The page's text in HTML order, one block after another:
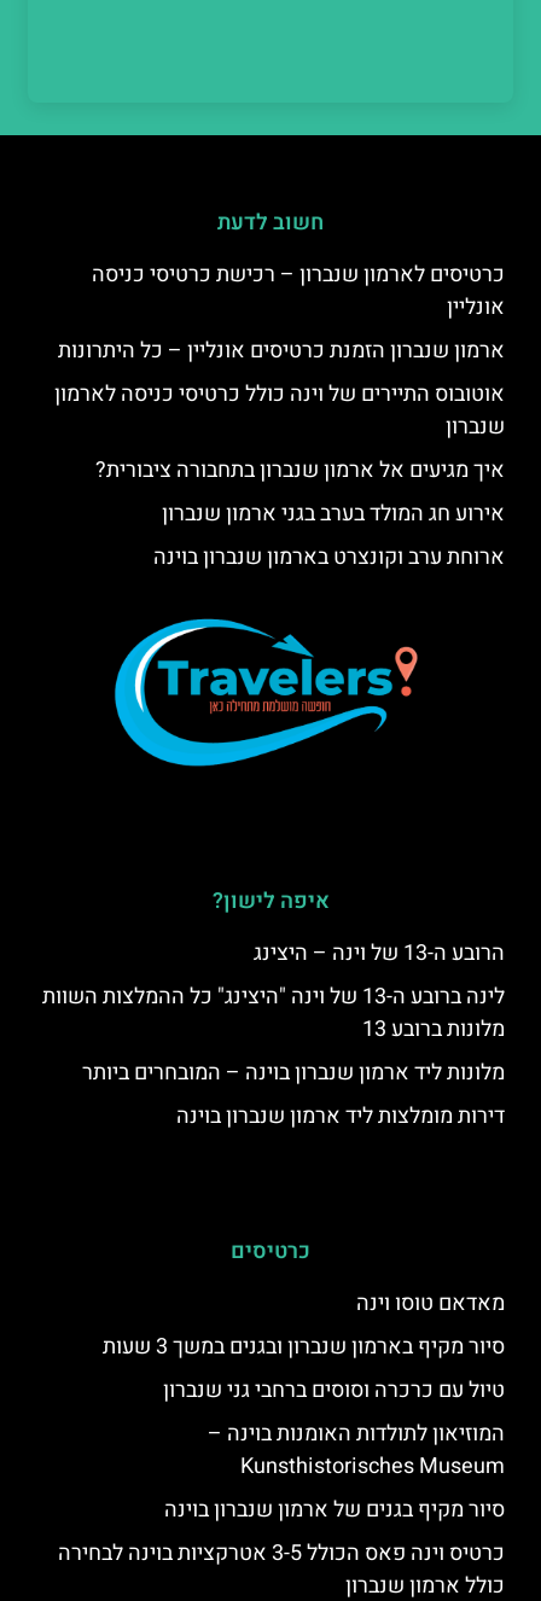
חשוב לדעת
כרטיסים לארמון שנברון – רכישת כרטיסי כניסה
אונליין
ארמון שנברון הזמנת כרטיסים אונליין – כל היתרונות
אוטובוס התיירים של וינה כולל כרטיסי כניסה לארמון
שנברון
איך מגיעים אל ארמון שנברון בתחבורה ציבורית?
אירוע חג המולד בערב בגני ארמון שנברון
ארוחת ערב וקונצרט בארמון שנברון בוינה
איפה לישון?
הרובע ה-13 של וינה – היצינג
לינה ברובע ה-13 של וינה "היצינג" כל ההמלצות השוות
מלונות ברובע 13
מלונות ליד ארמון שנברון בוינה – המובחרים ביותר
דירות מומלצות ליד ארמון שנברון בוינה
כרטיסים
מאדאם טוסו וינה
סיור מקיף בארמון שנברון ובגנים במשך 3 שעות
טיול עם כרכרה וסוסים ברחבי גני שנברון
המוזיאון לתולדות האומנות בוינה –
Kunsthistorisches Museum
סיור מקיף בגנים של ארמון שנברון בוינה
כרטיס וינה פאס הכולל 3-5 אטרקציות בוינה לבחירה
כולל ארמון שנברון